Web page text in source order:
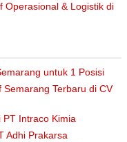
Operasional & Logistik di
untuk 1 Posisi
Terbaru di CV
Intraco Kimia
Adhi Prakarsa